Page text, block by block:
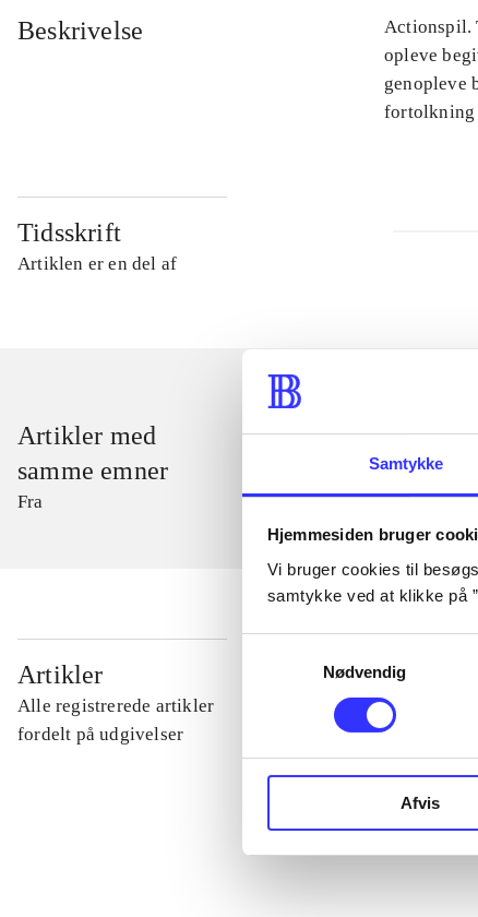
Samtykke
Hjemmesiden bruger
Vi bruger cookies til
samtykke ved at klikke på
Nødvendig
Afvis
Beskrivelse
Actionspil.
opleve
genopleve
fortolkning
Tidsskrift
Artiklen er en del af
Artikler med
samme emner
Fra
Artikler
Alle registrerede artikler
fordelt på udgivelser
...